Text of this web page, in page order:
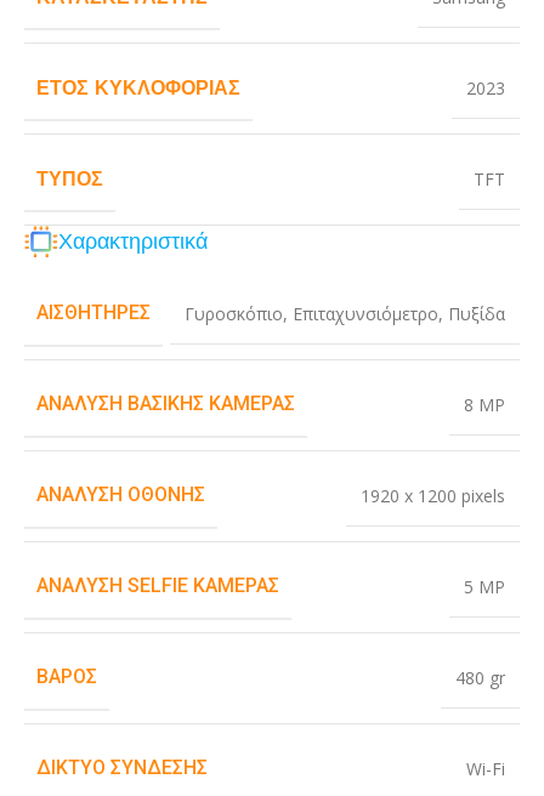
ΈΤΟΣ ΚΥΚΛΟΦΟΡΊΑΣ 2023
ΤΎΠΟΣ TFT
Χαρακτηριστικά
ΑΙΣΘΗΤΉΡΕΣ Γυροσκόπιο, Επιταχυνσιόμετρο, Πυξίδα
ΑΝΆΛΥΣΗ ΒΑΣΙΚΉΣ ΚΆΜΕΡΑΣ 8 MP
ΑΝΆΛΥΣΗ ΟΘΌΝΗΣ 1920 x 1200 pixels
ΑΝΆΛΥΣΗ SELFIE ΚΆΜΕΡΑΣ 5 MP
ΒΆΡΟΣ 480 gr
ΔΊΚΤΥΟ ΣΎΝΔΕΣΗΣ Wi-Fi